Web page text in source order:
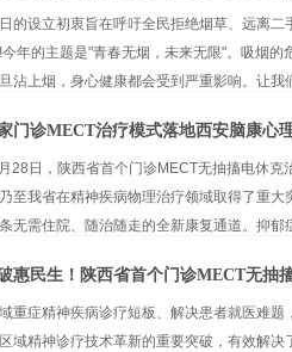
的设立初衷旨在呼吁全民拒绝烟草、远离
年的主题是"青春无烟，未来无限"。吸烟
沾上烟，身心健康都会受到严重影响。让我
门诊MECT治疗模式落地西安脑康心
28日，陕西省首个门诊MECT无抽搐电休
至我省在精神疾病物理治疗领域取得了重
无需住院、随治随走的全新康复通道。抑
惠民生！陕西省首个门诊MECT无抽
重症精神疾病诊疗短板、解决患者就医难
域精神诊疗技术革新的重要突破，有效解